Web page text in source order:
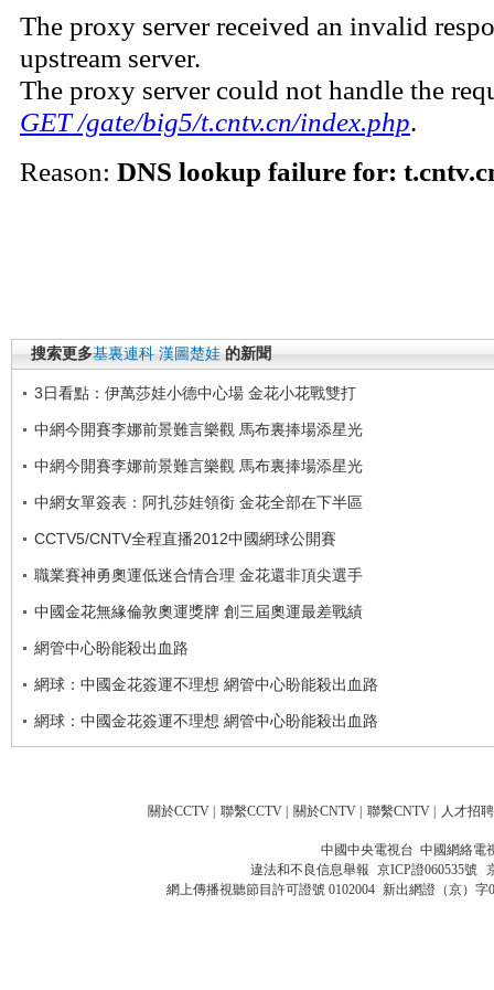
搜索更多基裏連科 漢圖楚娃 的新聞
3日看點：伊萬莎娃小德中心場 金花小花戰雙打
中網今開賽李娜前景難言樂觀 馬布裏捧場添星光
中網今開賽李娜前景難言樂觀 馬布裏捧場添星光
中網女單簽表：阿扎莎娃領銜 金花全部在下半區
CCTV5/CNTV全程直播2012中國網球公開賽
職業賽神勇奧運低迷合情合理 金花還非頂尖選手
中國金花無緣倫敦奧運獎牌 創三屆奧運最差戰績
網管中心盼能殺出血路
網球：中國金花簽運不理想 網管中心盼能殺出血路
網球：中國金花簽運不理想 網管中心盼能殺出血路
關於CCTV 聯繫CCTV 關於CNTV 聯繫CNTV 人才招聘
中國中央電視台 中國網絡電
違法和不良信息舉報 京ICP證060535號
網上傳播視聽節目許可證號 0102004 新出網證（京）